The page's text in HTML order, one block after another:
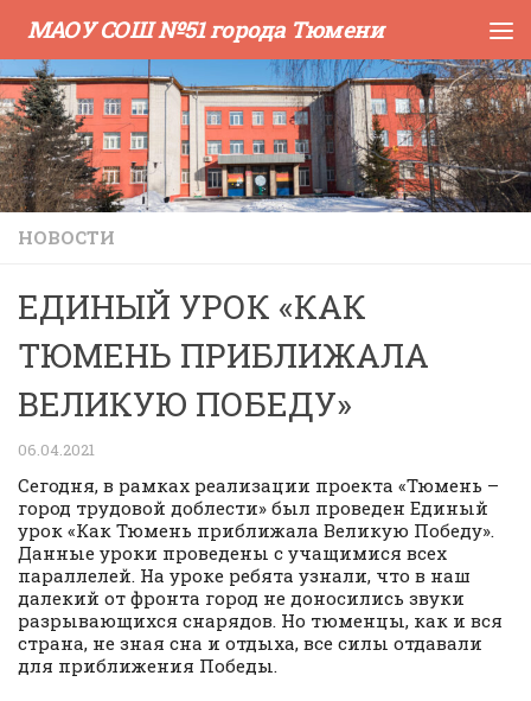
Skip to content
МАОУ СОШ №51 города Тюмени
НОВОСТИ
ЕДИНЫЙ УРОК «КАК
ТЮМЕНЬ ПРИБЛИЖАЛА
ВЕЛИКУЮ ПОБЕДУ»
06.04.2021
Сегодня, в рамках реализации проекта «Тюмень –
город трудовой доблести» был проведен Единый
урок «Как Тюмень приближала Великую Победу».
Данные уроки проведены с учащимися всех
параллелей. На уроке ребята узнали, что в наш
далекий от фронта город не доносились звуки
разрывающихся снарядов. Но тюменцы, как и вся
страна, не зная сна и отдыха, все силы отдавали
для приближения Победы.